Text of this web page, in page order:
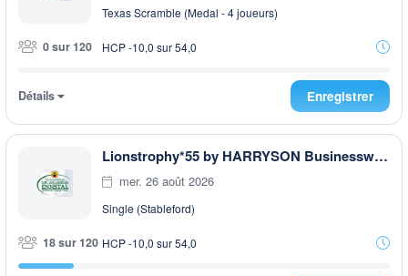
Texas Scramble (Medal - 4 joueurs)
0 sur 120 HCP -10,0 sur 54,0
Détails Enregistrer
Lionstrophy*55 by HARRYSON Businesswear
mer. 26 août 2026
Single (Stableford)
18 sur 120 HCP -10,0 sur 54,0